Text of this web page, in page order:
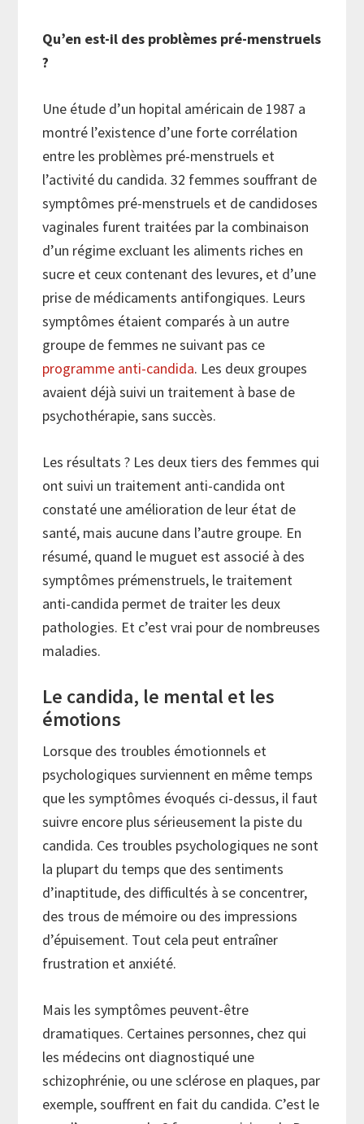
Qu’en est-il des problèmes pré-menstruels
?
Une étude d’un hopital américain de 1987 a
montré l’existence d’une forte corrélation
entre les problèmes pré-menstruels et
l’activité du candida. 32 femmes souffrant de
symptômes pré-menstruels et de candidoses
vaginales furent traitées par la combinaison
d’un régime excluant les aliments riches en
sucre et ceux contenant des levures, et d’une
prise de médicaments antifongiques. Leurs
symptômes étaient comparés à un autre
groupe de femmes ne suivant pas ce
programme anti-candida. Les deux groupes
avaient déjà suivi un traitement à base de
psychothérapie, sans succès.
Les résultats ? Les deux tiers des femmes qui
ont suivi un traitement anti-candida ont
constaté une amélioration de leur état de
santé, mais aucune dans l’autre groupe. En
résumé, quand le muguet est associé à des
symptômes prémenstruels, le traitement
anti-candida permet de traiter les deux
pathologies. Et c’est vrai pour de nombreuses
maladies.
Le candida, le mental et les
émotions
Lorsque des troubles émotionnels et
psychologiques surviennent en même temps
que les symptômes évoqués ci-dessus, il faut
suivre encore plus sérieusement la piste du
candida. Ces troubles psychologiques ne sont
la plupart du temps que des sentiments
d’inaptitude, des difficultés à se concentrer,
des trous de mémoire ou des impressions
d’épuisement. Tout cela peut entraîner
frustration et anxiété.
Mais les symptômes peuvent-être
dramatiques. Certaines personnes, chez qui
les médecins ont diagnostiqué une
schizophrénie, ou une sclérose en plaques, par
exemple, souffrent en fait du candida. C’est le